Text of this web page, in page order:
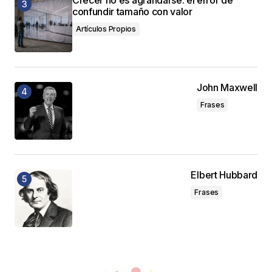
confundir tamaño con valor
Artículos Propios
John Maxwell
Frases
Elbert Hubbard
Frases